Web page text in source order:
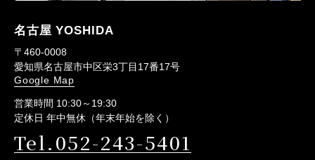
名古屋 YOSHIDA
〒460-0008
愛知県名古屋市中区栄3丁目17番17号
Google Map
営業時間 10:30～19:30
定休日 年中無休（年末年始を除く）
Tel.052-243-5401